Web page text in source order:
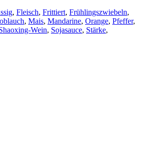
, Fleisch, Frittiert, Frühlingszwiebeln,
, Mais, Mandarine, Orange, Pfeffer,
Wein, Sojasauce, Stärke,